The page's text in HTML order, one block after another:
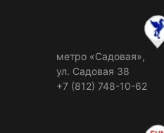
метро «Садовая»,
ул. Садовая 38
+7 (812) 748-10-62